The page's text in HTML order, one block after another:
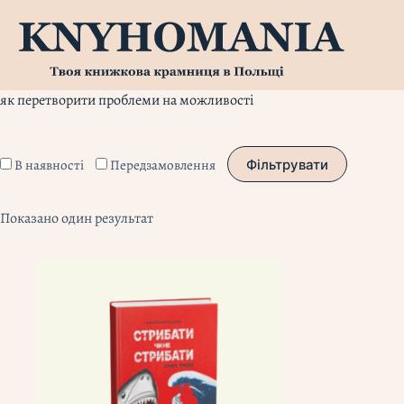
вмісту
як перетворити проблеми на можливості
В наявності Передзамовлення Фільтрувати
Показано один результат